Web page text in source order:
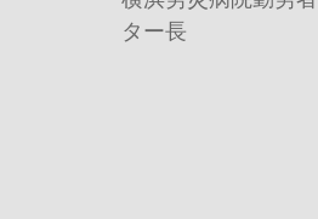
ター長